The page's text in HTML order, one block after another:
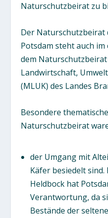
Naturschutzbeirat zu
Der Naturschutzbeirat
Potsdam steht auch
dem
Landwirtschaft,
(MLUK) des Landes
Besondere
Naturschutzbeirat
der Umgang mit
Käfer besiedelt
Heldbock hat
Verantwortung, da
Bestände der